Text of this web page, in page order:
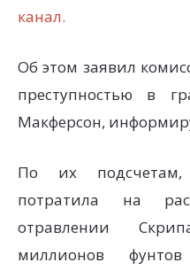
канал.
Об этом заявил
преступностью в
Макферсон,
По их подсчетам,
потратила на
отравлении
миллионов